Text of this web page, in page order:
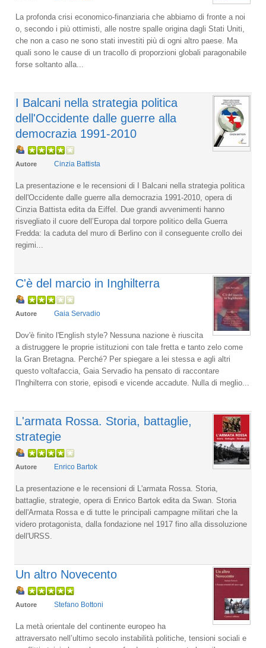
La profonda crisi economico-finanziaria che abbiamo di fronte a noi
o, secondo i più ottimisti, alle nostre spalle origina dagli Stati Uniti,
che non a caso ne sono stati investiti più di ogni altro paese. Ma
quali sono le cause di un tracollo di proporzioni globali paragonabile
forse soltanto alla...
I Balcani nella strategia politica
dell'Occidente dalle guerre alla
democrazia 1991-2010
Autore Cinzia Battista
La presentazione e le recensioni di I Balcani nella strategia politica
dell'Occidente dalle guerre alla democrazia 1991-2010, opera di
Cinzia Battista edita da Eiffel. Due grandi avvenimenti hanno
risvegliato il cuore dell’Europa dal torpore politico della Guerra
Fredda: la caduta del muro di Berlino con il conseguente crollo dei
regimi...
C'è del marcio in Inghilterra
Autore Gaia Servadio
Dov'è finito l'English style? Nessuna nazione è riuscita
a distruggere le proprie istituzioni con tale fretta e tanto zelo come
la Gran Bretagna. Perché? Per spiegare a lei stessa e agli altri
questo voltafaccia, Gaia Servadio ha pensato di raccontare
l'Inghilterra con storie, episodi e vicende accadute. Nulla di meglio...
L'armata Rossa. Storia, battaglie,
strategie
Autore Enrico Bartok
La presentazione e le recensioni di L'armata Rossa. Storia,
battaglie, strategie, opera di Enrico Bartok edita da Swan. Storia
dell'Armata Rossa e di tutte le principali campagne militari che la
videro protagonista, dalla fondazione nel 1917 fino alla dissoluzione
dell'URSS.
Un altro Novecento
Autore Stefano Bottoni
La metà orientale del continente europeo ha
attraversato nell’ultimo secolo instabilità politiche, tensioni sociali e